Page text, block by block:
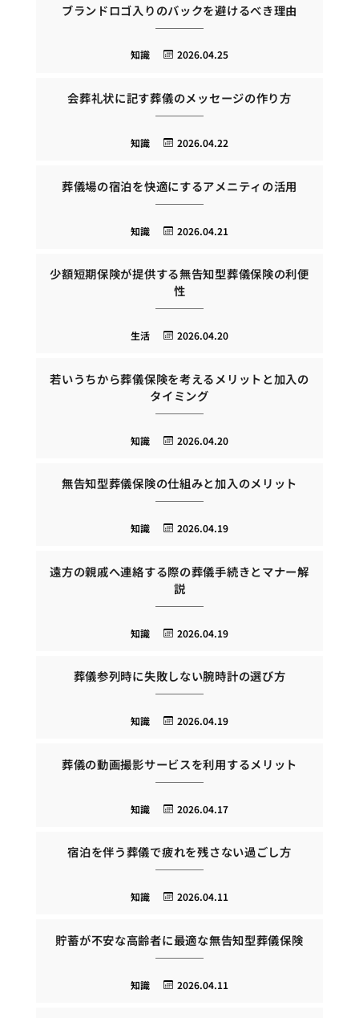
ブランドロゴ入りのバックを避けるべき理由
2026.04.25
知識
会葬礼状に記す葬儀のメッセージの作り方
2026.04.22
知識
葬儀場の宿泊を快適にするアメニティの活用
2026.04.21
知識
少額短期保険が提供する無告知型葬儀保険の利便
性
2026.04.20
生活
若いうちから葬儀保険を考えるメリットと加入の
タイミング
2026.04.20
知識
無告知型葬儀保険の仕組みと加入のメリット
2026.04.19
知識
遠方の親戚へ連絡する際の葬儀手続きとマナー解
説
2026.04.19
知識
葬儀参列時に失敗しない腕時計の選び方
2026.04.19
知識
葬儀の動画撮影サービスを利用するメリット
2026.04.17
知識
宿泊を伴う葬儀で疲れを残さない過ごし方
2026.04.11
知識
貯蓄が不安な高齢者に最適な無告知型葬儀保険
2026.04.11
知識